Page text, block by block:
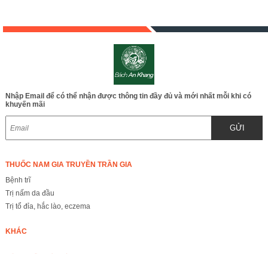
trạng, kéo dài tuổi
thọ JD220
hathuohoan
Nhập Email để có thể nhận được thông tin đầy đủ và mới nhất mỗi khi có
khuyến mãi
GỬI
THUỐC NAM GIA TRUYỀN TRẦN GIA
Bệnh trĩ
Trị nấm da đầu
Trị tổ đỉa, hắc lào, eczema
KHÁC